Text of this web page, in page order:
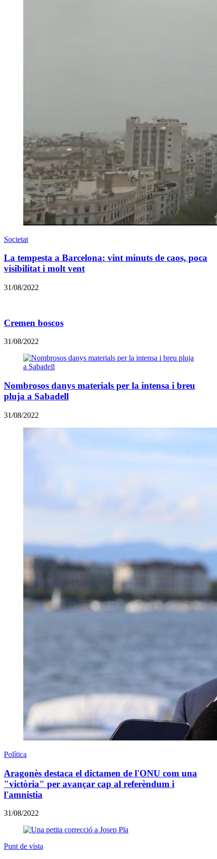
Societat
La tempesta a Barcelona: vint minuts de caos, poca
visibilitat i molt vent
31/08/2022
Cremen boscos
31/08/2022
Nombrosos danys materials per la intensa i breu
pluja a Sabadell
31/08/2022
Política
Aragonès destaca el dictamen de l'ONU com una
"victòria" per avançar cap al referèndum i
l'amnistia
31/08/2022
Punt de vista